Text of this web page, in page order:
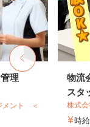
理
メント ＜
物流
スタ
株式
時